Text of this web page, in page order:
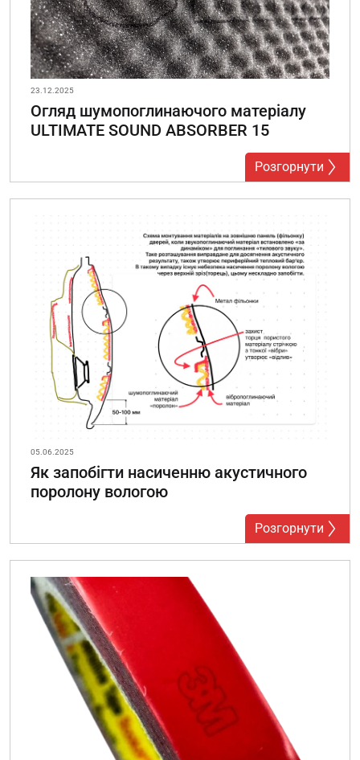
23.12.2025
Огляд шумопоглинаючого матеріалу
ULTIMATE SOUND ABSORBER 15
Розгорнути
05.06.2025
Як запобігти насиченню акустичного
поролону вологою
Розгорнути